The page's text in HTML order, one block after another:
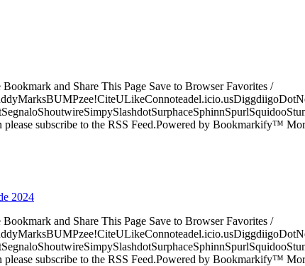
and Share This Page Save to Browser Favorites /
subscribe to the RSS Feed.Powered by Bookmarkify™
2024
and Share This Page Save to Browser Favorites /
subscribe to the RSS Feed.Powered by Bookmarkify™